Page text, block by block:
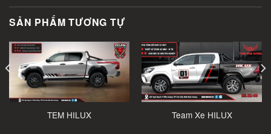
SẢN PHẨM TƯƠNG TỰ
TEM HILUX Team Xe HILUX